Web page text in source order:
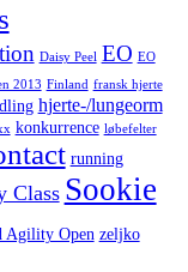
Daisy Peel EO EO
2013 Finland fransk hjerte
hjerte-/lungeorm
konkurrence løbefelter
running
Class Sookie
Agility Open zeljko